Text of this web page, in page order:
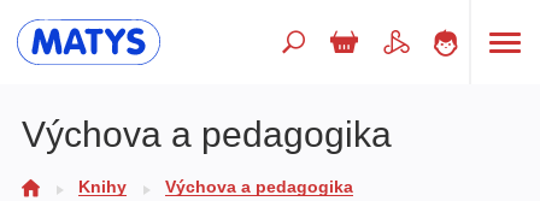
Výchova a pedagogika
Knihy Výchova a pedagogika